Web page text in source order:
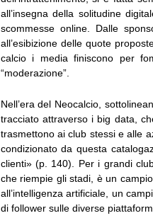
all’insegna della solitudine
scommesse online. Dalle
all’esibizione delle quote
calcio i media finiscono per
“moderazione”.
Nell’era del Neocalcio,
tracciato attraverso i big data,
trasmettono ai club stessi e alle
condizionato da questa
clienti» (p. 140). Per i grandi
che riempie gli stadi, è un
all’intelligenza artificiale, un
di follower sulle diverse